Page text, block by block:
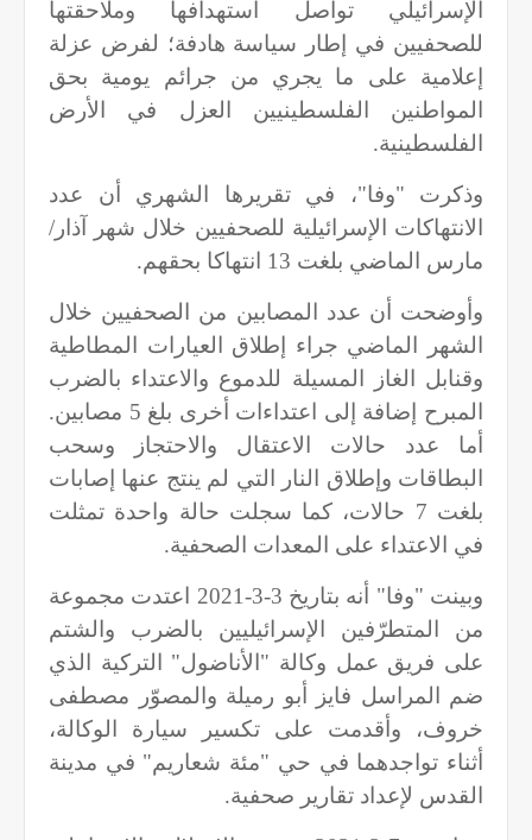
الإسرائيلي تواصل استهدافها وملاحقتها
للصحفيين في إطار سياسة هادفة؛ لفرض عزلة
إعلامية على ما يجري من جرائم يومية بحق
المواطنين الفلسطينيين العزل في الأرض
الفلسطينية.
وذكرت "وفا"، في تقريرها الشهري أن عدد
الانتهاكات الإسرائيلية للصحفيين خلال شهر آذار/
مارس الماضي بلغت 13 انتهاكا بحقهم.
وأوضحت أن عدد المصابين من الصحفيين خلال
الشهر الماضي جراء إطلاق العيارات المطاطية
وقنابل الغاز المسيلة للدموع والاعتداء بالضرب
المبرح إضافة إلى اعتداءات أخرى بلغ 5 مصابين.
أما عدد حالات الاعتقال والاحتجاز وسحب
البطاقات وإطلاق النار التي لم ينتج عنها إصابات
بلغت 7 حالات، كما سجلت حالة واحدة تمثلت
في الاعتداء على المعدات الصحفية.
وبينت "وفا" أنه بتاريخ 3-3-2021 اعتدت مجموعة
من المتطرّفين الإسرائيليين بالضرب والشتم
على فريق عمل وكالة "الأناضول" التركية الذي
ضم المراسل فايز أبو رميلة والمصوّر مصطفى
خروف، وأقدمت على تكسير سيارة الوكالة،
أثناء تواجدهما في حي "مئة شعاريم" في مدينة
القدس لإعداد تقارير صحفية.